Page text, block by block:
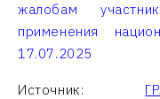
жалобам
применения
17.07.2025
Источник: